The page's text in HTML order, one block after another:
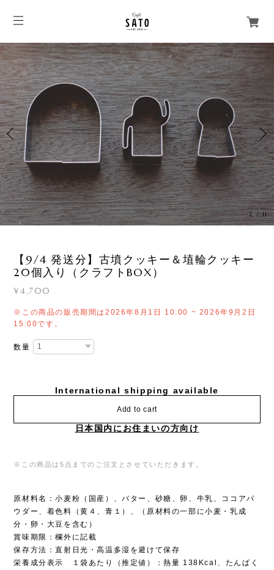
3 /11
【9/4 発送分】古墳クッキー＆埴輪クッキー
20個入り（クラフトBOX）
¥4,700
※この商品の販売期間は2026年8月1日 10:00 ~ 2026年9月2日
15:00です。
数量
International shipping available
Add to cart
日本国内にお住まいの方向け
※この商品は5点までのご注文とさせていただきます。
原材料名：小麦粉（国産）、バター、砂糖、卵、牛乳、ココアパ
ウダー、着色料（黄４、青１）、（原材料の一部に小麦・乳成
分・卵・大豆を含む）
賞味期限：欄外に記載
保存方法：直射日光・高温多湿を避けて保存
栄養成分表示 １袋あたり（推定値）：熱量 138Kcal、たんぱく